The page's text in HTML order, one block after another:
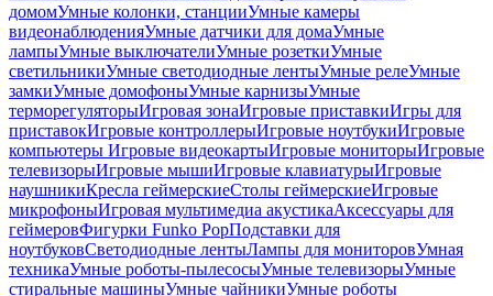
домомУмные колонки, станцииУмные камеры
видеонаблюденияУмные датчики для домаУмные
лампыУмные выключателиУмные розеткиУмные
светильникиУмные светодиодные лентыУмные релеУмные
замкиУмные домофоныУмные карнизыУмные
терморегуляторыИгровая зонаИгровые приставкиИгры для
приставокИгровые контроллерыИгровые ноутбукиИгровые
компьютеры Игровые видеокартыИгровые мониторыИгровые
телевизорыИгровые мышиИгровые клавиатурыИгровые
наушникиКресла геймерскиеСтолы геймерскиеИгровые
микрофоныИгровая мультимедиа акустикаАксессуары для
геймеровФигурки Funko PopПодставки для
ноутбуковСветодиодные лентыЛампы для мониторовУмная
техникаУмные роботы-пылесосыУмные телевизорыУмные
стиральные машиныУмные чайникиУмные роботы